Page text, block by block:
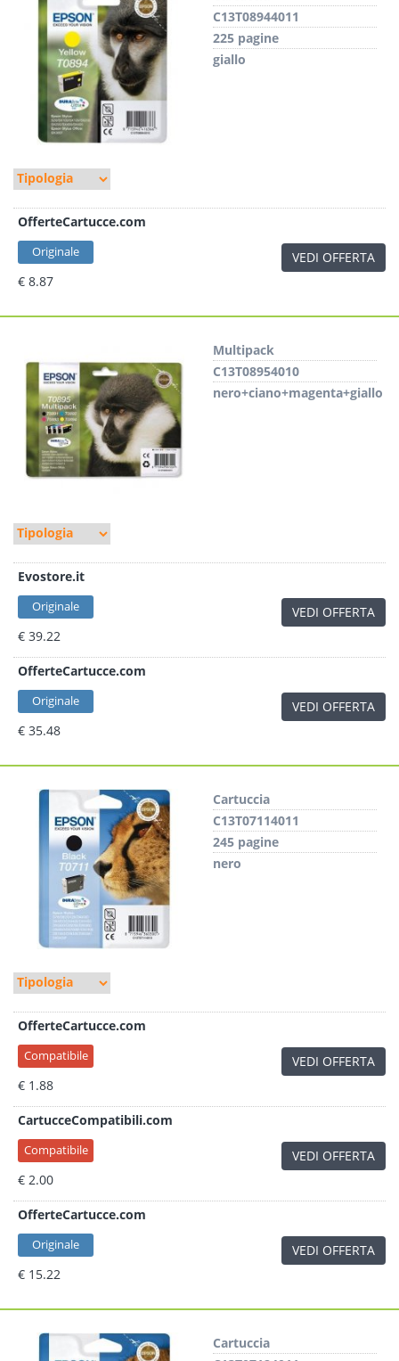
C13T08944011
225 pagine
giallo
OfferteCartucce.com
Originale
€ 8.87
VEDI OFFERTA
Multipack
C13T08954010
nero+ciano+magenta+giallo
Evostore.it
Originale
€ 39.22
VEDI OFFERTA
OfferteCartucce.com
Originale
€ 35.48
VEDI OFFERTA
Cartuccia
C13T07114011
245 pagine
nero
OfferteCartucce.com
Compatibile
€ 1.88
VEDI OFFERTA
CartucceCompatibili.com
Compatibile
€ 2.00
VEDI OFFERTA
OfferteCartucce.com
Originale
€ 15.22
VEDI OFFERTA
Cartuccia